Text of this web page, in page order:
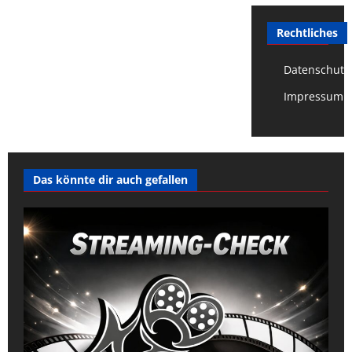
Rechtliches
Impressum
Das könnte dir auch gefallen